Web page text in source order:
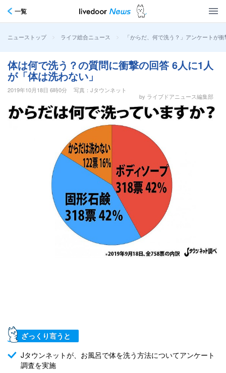
一覧
ニューストップ > ライフ総合ニュース > 「からだ、何で洗う？」アンケート
体は何で洗う？の質問に衝撃の回答 6人に1人
が「体は洗わない」
2019年10月18日 6時0分
写真：Jタウンネット
by ライブドアニュース編集部
ざっくり言うと
Jタウンネットが、お風呂で体を洗う方法についてアンケート
調査を実施